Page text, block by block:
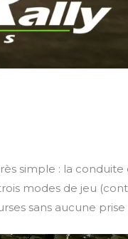
simple : la conduite
modes de jeu
sans aucune